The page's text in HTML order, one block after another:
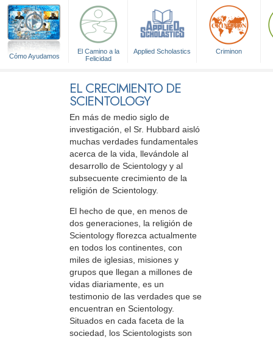
Cómo Ayudamos
El Camino a la
Felicidad
Applied Scholastics Criminon
EL CRECIMIENTO DE
SCIENTOLOGY
En más de medio siglo de
investigación, el Sr. Hubbard aisló
muchas verdades fundamentales
acerca de la vida, llevándole al
desarrollo de Scientology y al
subsecuente crecimiento de la
religión de Scientology.
El hecho de que, en menos de
dos generaciones, la religión de
Scientology florezca actualmente
en todos los continentes, con
miles de iglesias, misiones y
grupos que llegan a millones de
vidas diariamente, es un
testimonio de las verdades que se
encuentran en Scientology.
Situados en cada faceta de la
sociedad, los Scientologists son